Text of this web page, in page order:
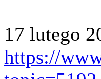
17 lutego
https://